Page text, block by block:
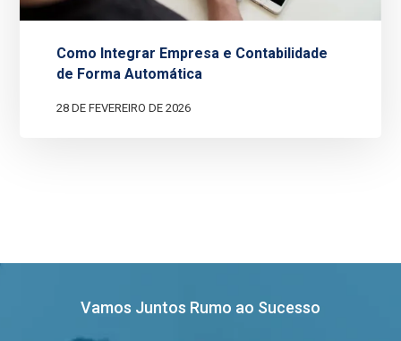
Como Integrar Empresa e Contabilidade
de Forma Automática
28 DE FEVEREIRO DE 2026
Vamos Juntos Rumo ao Sucesso